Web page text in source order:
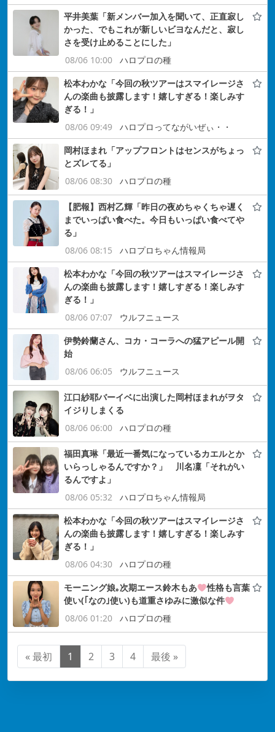
平井美葉「新メンバー加入を聞いて、正直寂し
かった、でもこれが新しいビヨなんだと、寂し
さを受け止めることにした」
08/06 10:00
ハロプロの種
松本わかな「今回の秋ツアーはスマイレージさ
んの楽曲も披露します！嬉しすぎる！楽しみす
ぎる！」
08/06 09:49
ハロプロってながいぜぃ・・
岡村ほまれ「アップフロントはセンスがちょっ
とズレてる」
08/06 08:30
ハロプロの種
【肥報】西村乙輝「昨日の夜めちゃくちゃ遅く
までいっぱい食べた。今日もいっぱい食べてや
る」
08/06 08:15
ハロプロちゃん情報局
松本わかな「今回の秋ツアーはスマイレージさ
んの楽曲も披露します！嬉しすぎる！楽しみす
ぎる！」
08/06 07:07
ウルフニュース
伊勢鈴蘭さん、コカ・コーラへの猛アピール開
始
08/06 06:05
ウルフニュース
江口紗耶バーイベに出演した岡村ほまれがヲタ
イジりしまくる
08/06 06:00
ハロプロの種
福田真琳「最近一番気になっているカエルとか
いらっしゃるんですか？」 川名凜「それがい
るんですよ」
08/06 05:32
ハロプロちゃん情報局
松本わかな「今回の秋ツアーはスマイレージさ
んの楽曲も披露します！嬉しすぎる！楽しみす
ぎる！」
08/06 04:30
ハロプロの種
モーニング娘｡次期エース鈴木もあ
性格も言葉
使い(｢なの｣使い)も道重さゆみに激似な件
08/06 01:20
ハロプロの種
« 最初 1 2 3 4 最後 »